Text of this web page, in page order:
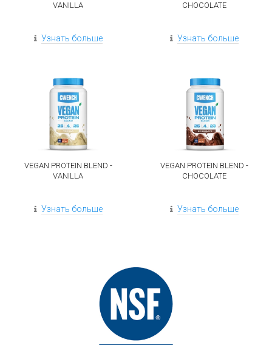
VANILLA
Узнать больше
CHOCOLATE
Узнать больше
VEGAN PROTEIN BLEND -
VANILLA
Узнать больше
VEGAN PROTEIN BLEND -
CHOCOLATE
Узнать больше